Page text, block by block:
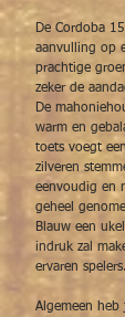
De Cordoba
aanvulling op
prachtige
zeker de
De
warm en
toets voegt
zilveren
eenvoudig en
geheel
Blauw een
indruk zal
ervaren spelers.
Algemeen